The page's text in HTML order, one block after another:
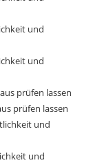
und
und
prüfen lassen
prüfen lassen
und
und